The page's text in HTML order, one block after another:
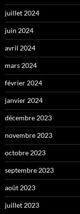
juillet 2024
juin 2024
avril 2024
mars 2024
février 2024
janvier 2024
décembre 2023
novembre 2023
octobre 2023
septembre 2023
août 2023
juillet 2023